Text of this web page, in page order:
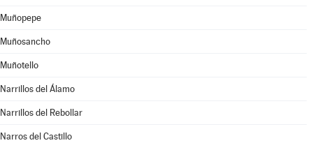
Muñopepe
Muñosancho
Muñotello
Narrillos del Álamo
Narrillos del Rebollar
Narros del Castillo